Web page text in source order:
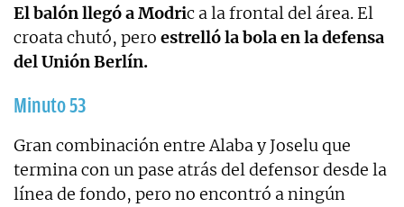
El balón llegó a Modric a la frontal del área. El
croata chutó, pero estrelló la bola en la defensa
del Unión Berlín.
Minuto 53
Gran combinación entre Alaba y Joselu que
termina con un pase atrás del defensor desde la
línea de fondo, pero no encontró a ningún